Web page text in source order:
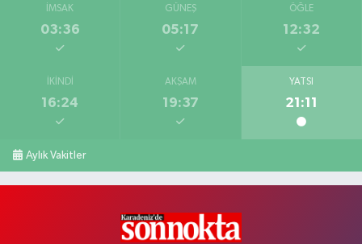
İMSAK
03:36
GÜNEŞ
05:17
ÖĞLE
12:32
İKINDI
16:24
AKŞAM
19:37
YATSI
21:11
Aylık Vakitler